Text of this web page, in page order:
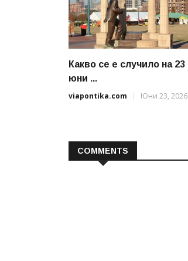
Какво се е случило на 23
юни ...
viapontika.com
Юни 23, 2026
COMMENTS